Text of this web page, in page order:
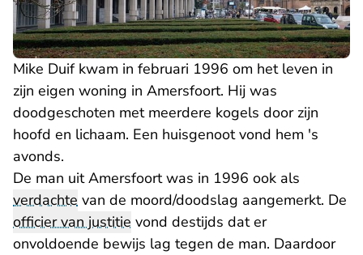
Mike Duif kwam in februari 1996 om het leven in
zijn eigen woning in Amersfoort. Hij was
doodgeschoten met meerdere kogels door zijn
hoofd en lichaam. Een huisgenoot vond hem 's
avonds.
De man uit Amersfoort was in 1996 ook als
verdachte van de moord/doodslag aangemerkt. De
officier van justitie vond destijds dat er
onvoldoende bewijs lag tegen de man. Daardoor